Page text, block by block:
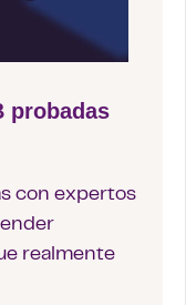
probadas
con expertos
realmente